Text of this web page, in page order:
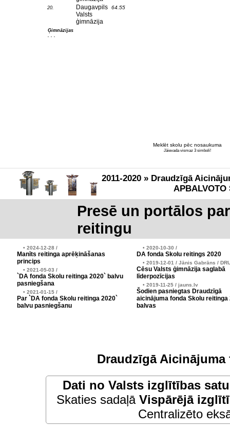
20.
Daugavpils
Valsts
ģimnāzija
64.55
Ģimnāzijas
. . .
Meklēt skolu pēc nosaukuma
Jāievada vismaz 3 simboli!
2011-2020 » Draudzīgā
APBALVOTO
Presē un portālos
reitingu
• 2024-12-28 /
Manīts reitinga aprēķināšanas
princips
• 2021-05-03 /
`DA fonda Skolu reitinga 2020` balvu
pasniegšana
• 2021-01-15 /
Par `DA fonda Skolu reitinga 2020`
balvu pasniegšanu
• 2020-10-30 /
DA fonda Skolu reitings 2020
• 2019-12-01 / Jānis Gabrāns /
Cēsu Valsts ģimnāzija saglabā
līderpozīcijas
• 2019-11-25 / jauns.lv
Šodien pasniegtas Draudzīgā
aicinājuma fonda Skolu reitinga
balvas
Draudzīgā
Dati no Valsts izglītības
Skaties sadaļā Vispārējā
Centralizēto